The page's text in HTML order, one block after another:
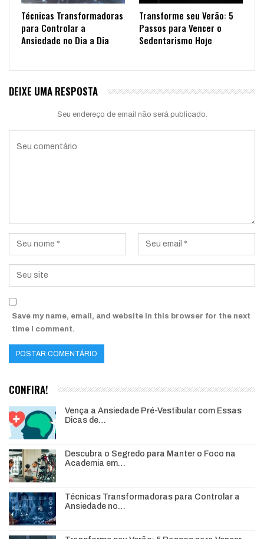
Técnicas Transformadoras
para Controlar a
Ansiedade no Dia a Dia
Transforme seu Verão: 5
Passos para Vencer o
Sedentarismo Hoje
DEIXE UMA RESPOSTA
Seu endereço de email não será publicado.
Save my name, email, and website in this browser for the next
time I comment.
CONFIRA!
Vença a Ansiedade Pré-Vestibular com Essas
Dicas de…
Descubra o Segredo para Manter o Foco na
Academia em…
Técnicas Transformadoras para Controlar a
Ansiedade no…